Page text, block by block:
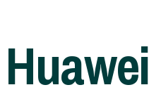
Huawei